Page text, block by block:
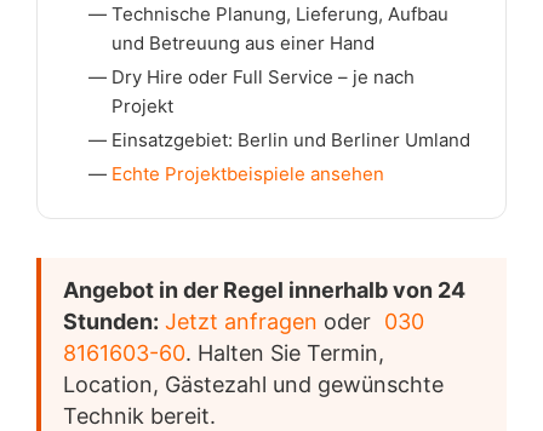
Technische Planung, Lieferung, Aufbau
und Betreuung aus einer Hand
Dry Hire oder Full Service – je nach
Projekt
Einsatzgebiet: Berlin und Berliner Umland
Echte Projektbeispiele ansehen
Angebot in der Regel innerhalb von 24
Stunden: Jetzt anfragen oder 030
8161603-60. Halten Sie Termin,
Location, Gästezahl und gewünschte
Technik bereit.